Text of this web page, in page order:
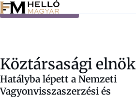
Ugrás a tartalomra
Köztársasági elnök
Hatályba lépett a Nemzeti
Vagyonvisszaszerzési és